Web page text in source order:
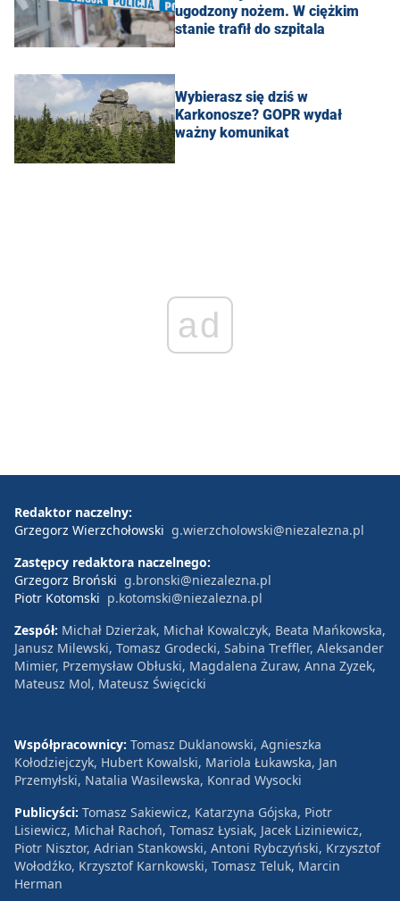
ugodzony nożem. W ciężkim
stanie trafił do szpitala
Wybierasz się dziś w
Karkonosze? GOPR wydał
ważny komunikat
ad
Redaktor naczelny:
Grzegorz Wierzchołowski g.wierzcholowski@niezalezna.pl
Zastępcy redaktora naczelnego:
Grzegorz Broński g.bronski@niezalezna.pl
Piotr Kotomski p.kotomski@niezalezna.pl
Zespół: Michał Dzierżak, Michał Kowalczyk, Beata Mańkowska,
Janusz Milewski, Tomasz Grodecki, Sabina Treffler, Aleksander
Mimier, Przemysław Obłuski, Magdalena Żuraw, Anna Zyzek,
Mateusz Mol, Mateusz Święcicki
Współpracownicy: Tomasz Duklanowski, Agnieszka
Kołodziejczyk, Hubert Kowalski, Mariola Łukawska, Jan
Przemyłski, Natalia Wasilewska, Konrad Wysocki
Publicyści: Tomasz Sakiewicz, Katarzyna Gójska, Piotr
Lisiewicz, Michał Rachoń, Tomasz Łysiak, Jacek Liziniewicz,
Piotr Nisztor, Adrian Stankowski, Antoni Rybczyński, Krzysztof
Wołodźko, Krzysztof Karnkowski, Tomasz Teluk, Marcin
Herman